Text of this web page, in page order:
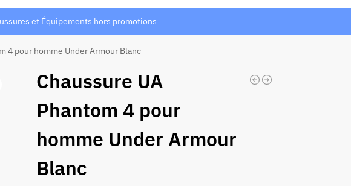
et Équipements hors promotions
4 pour homme Under Armour Blanc
Chaussure UA
Phantom 4 pour
homme Under Armour
Blanc